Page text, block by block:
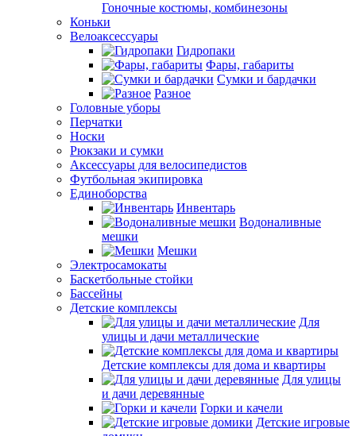
Гоночные костюмы, комбинезоны
Коньки
Велоаксессуары
Гидропаки
Фары, габариты
Сумки и бардачки
Разное
Головные уборы
Перчатки
Носки
Рюкзаки и сумки
Аксессуары для велосипедистов
Футбольная экипировка
Единоборства
Инвентарь
Водоналивные
мешки
Мешки
Электросамокаты
Баскетбольные стойки
Бассейны
Детские комплексы
Для
улицы и дачи металлические
Детские комплексы для дома и квартиры
Для улицы
и дачи деревянные
Горки и качели
Детские игровые